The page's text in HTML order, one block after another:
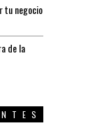
tu negocio
de la